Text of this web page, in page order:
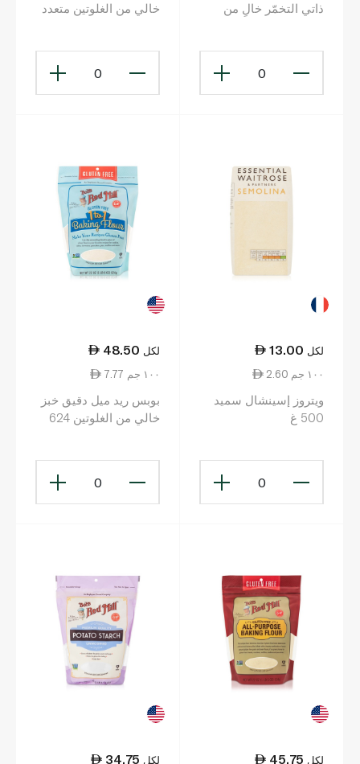
ذاتي التخمّر خالٍ من
0
خالي من الغلوتين متعدد
0
13.00 لكل
2.60 ١٠٠ جم
ويتروز إسينشال سميد
500 غ
0
48.50 لكل
7.77 ١٠٠ جم
بوبس ريد ميل دقيق خبز
خالي من الغلوتين 624
0
45.75 لكل 34.75 لكل